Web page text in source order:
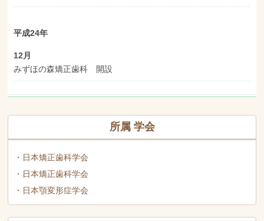
平成24年
12月
みずほの森矯正歯科 開設
所属 学会
・日本矯正歯科学会
・日本矯正歯科学会
・日本顎変形症学会